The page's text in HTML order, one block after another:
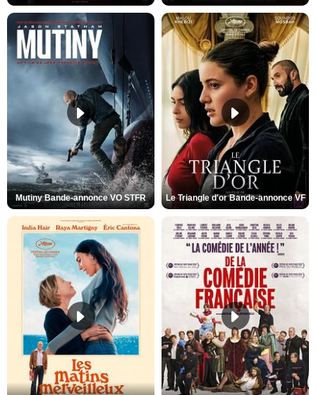
Mutiny Bande-annonce VO STFR Le Triangle d'or Bande-annonce VF